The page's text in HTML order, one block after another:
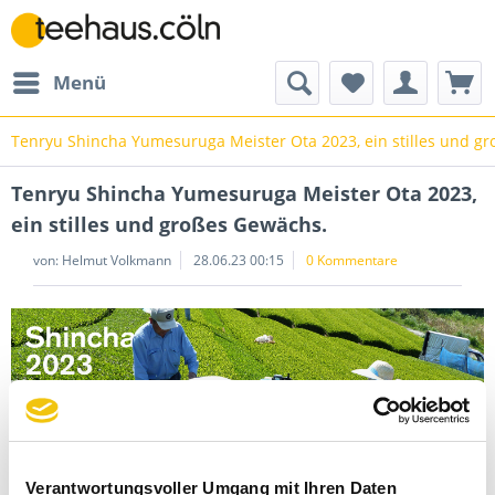
Verantwortungsvoller Umgang mit Ihren Daten
Menü
Tenryu Shincha Yumesuruga Meister Ota 2023, ein stilles und
Tenryu Shincha Yumesuruga Meister Ota 2023,
ein stilles und großes Gewächs.
von: Helmut Volkmann 28.06.23 00:15 0 Kommentare